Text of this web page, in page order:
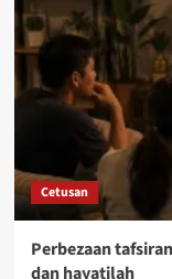
Cetusan
Perbezaan
dan hayatilah